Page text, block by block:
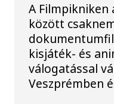
A Filmpikniken
között
kisjáték- és
válogatással
Veszprémben